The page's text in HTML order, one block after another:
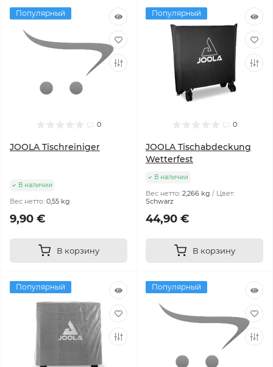
Популярный
0
JOOLA Tischreiniger
В наличии
Вес нетто: 0,55 kg
9,90 €
В корзину
Популярный
0
JOOLA Tischabdeckung
Wetterfest
В наличии
Вес нетто: 2,266 kg
Цвет:
Schwarz
44,90 €
В корзину
Популярный Популярный